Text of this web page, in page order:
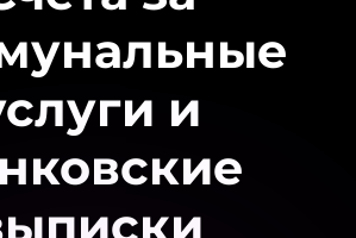
и